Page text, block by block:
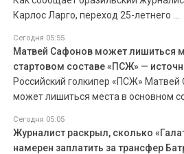
Карлос Ларго, переход 25-летнего ...
Сегодня 05:55
Матвей Сафонов может лишиться
стартовом составе «ПСЖ» —
Российский голкипер «ПСЖ» Матвей
может лишиться места в основном
Сегодня 05:05
Журналист раскрыл, сколько
намерен заплатить за трансфер